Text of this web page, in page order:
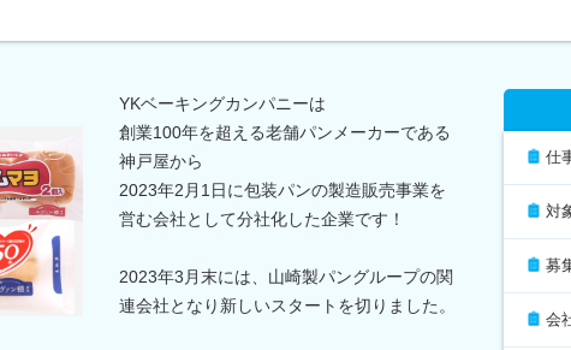
YKベーキングカンパニーは
創業100年を超える老舗パンメーカーである
神戸屋から
2023年2月1日に包装パンの製造販売事業を
営む会社として分社化した企業です！
2023年3月末には、山崎製パングループの関
連会社となり新しいスタートを切りました。
仕
対
募
会